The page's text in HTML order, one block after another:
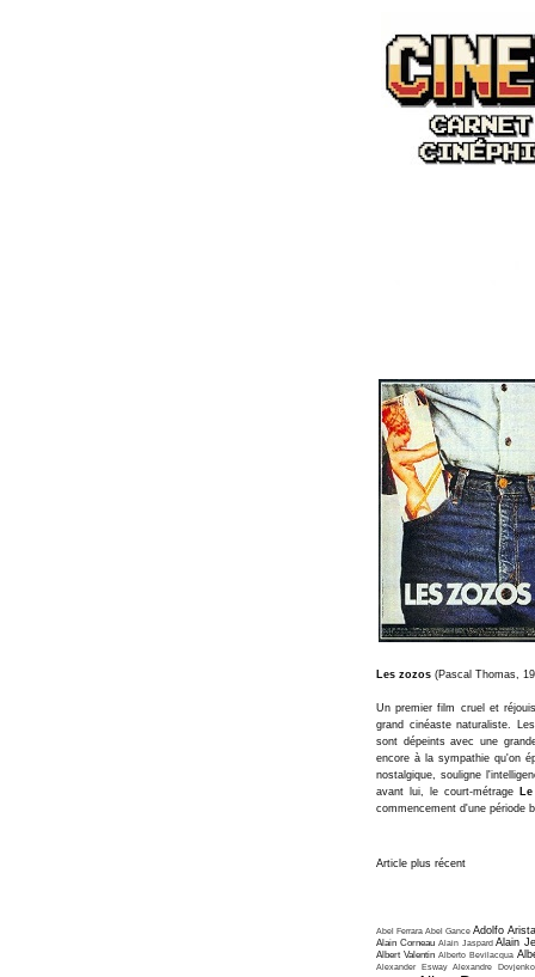
Les zozos (Pascal Thomas,
Un premier film cruel et
grand cinéaste naturaliste.
sont dépeints avec une
encore à la sympathie qu'on
nostalgique, souligne
avant lui, le court-métrage
commencement d'une période
Article plus récent
Abel Ferrara Abel Gance Adolfo
Alain Corneau Alain Jaspard Alain
Albert Valentin Alberto Bevilacqua
Alexander Esway Alexandre Dovjenko